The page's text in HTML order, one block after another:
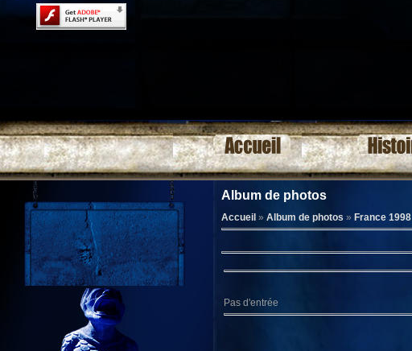
Album de photos
Accueil » Album de photos » France 1998
Pas d'entrée